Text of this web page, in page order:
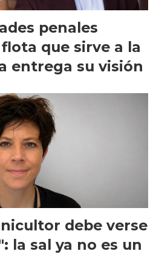
penales
que sirve a la
entrega su visión
debe verse
la sal ya no es un